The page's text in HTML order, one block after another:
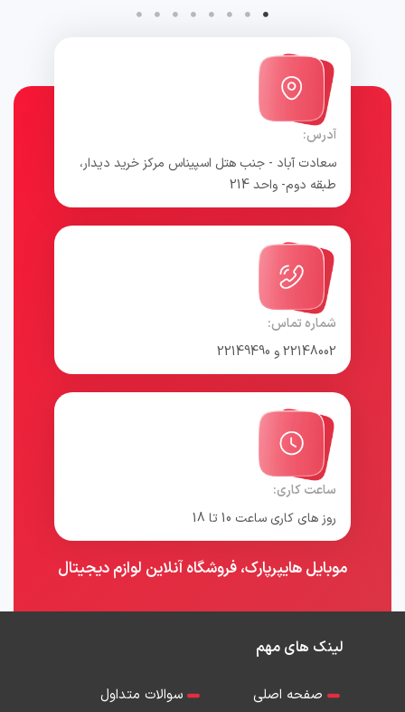
آدرس:
سعادت آباد - جنب هتل اسپیناس مرکز خرید دیدار،
طبقه دوم- واحد 214
شماره تماس:
22148002 و 22149490
ساعت کاری:
روز های کاری ساعت 10 تا 18
موبایل هایپرپارک، فروشگاه آنلاین لوازم دیجیتال
لینک های مهم
صفحه اصلی
سوالات متداول